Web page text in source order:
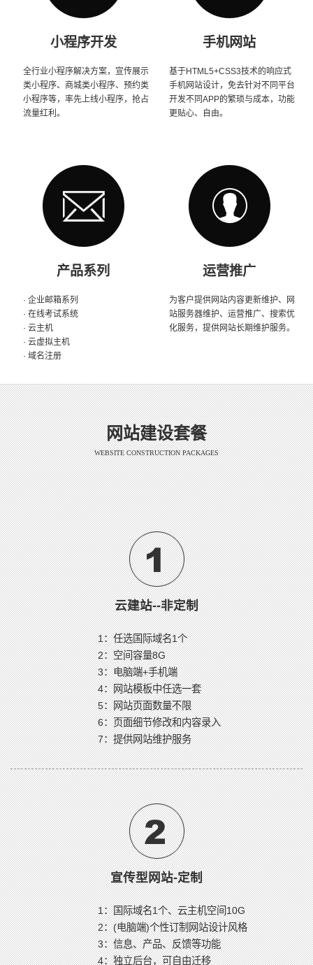
小程序开发
全行业小程序解决方案，宣传展示
类小程序、商城类小程序、预约类
小程序等，率先上线小程序，抢占
流量红利。
手机网站
基于HTML5+CSS3技术的响应式
手机网站设计，免去针对不同平台
开发不同APP的繁琐与成本，功能
更贴心、自由。
产品系列
· 企业邮箱系列
· 在线考试系统
· 云主机
· 云虚拟主机
· 域名注册
运营推广
为客户提供网站内容更新维护、网
站服务器维护、运营推广、搜索优
化服务，提供网站长期维护服务。
网站建设套餐
WEBSITE CONSTRUCTION PACKAGES
云建站--非定制
1：任选国际域名1个
2：空间容量8G
3：电脑端+手机端
4：网站模板中任选一套
5：网站页面数量不限
6：页面细节修改和内容录入
7：提供网站维护服务
宣传型网站-定制
1：国际域名1个、云主机空间10G
2：(电脑端)个性订制网站设计风格
3：信息、产品、反馈等功能
4：独立后台，可自由迁移